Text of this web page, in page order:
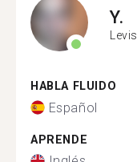
Y.
Levis
HABLA FLUIDO
Español
APRENDE